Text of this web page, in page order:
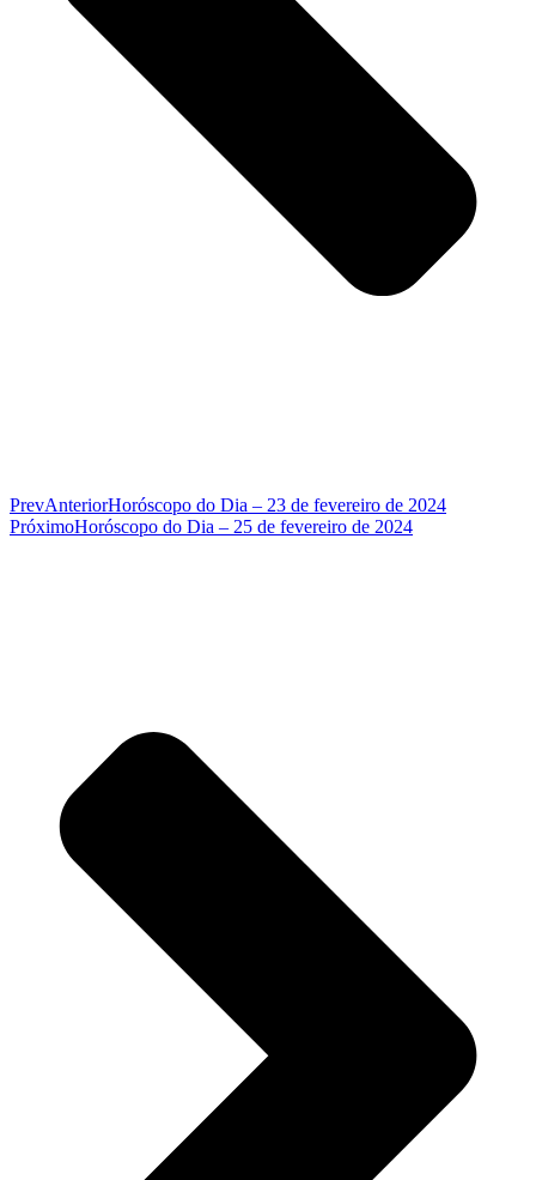
PrevAnteriorHoróscopo do Dia – 23 de fevereiro de 2024
PróximoHoróscopo do Dia – 25 de fevereiro de 2024